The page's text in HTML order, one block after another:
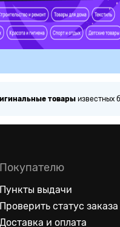
товары известных
Покупателю
Пункты выдачи
Проверить статус заказа
Доставка и оплата